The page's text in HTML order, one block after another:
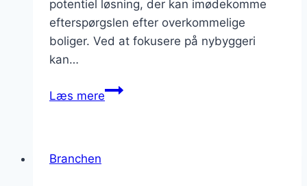
potentiel løsning, der kan imødekomme
efterspørgslen efter overkommelige
boliger. Ved at fokusere på nybyggeri
kan…
Læs mereNybyggeri
Branchen